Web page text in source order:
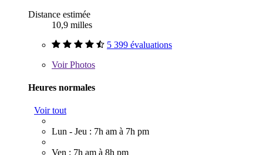
Distance estimée
10,9 milles
5 399 évaluations
VoirPhotos
Heures normales
Voir tout
Lun - Jeu : 7h am à 7h pm
Ven : 7h am à 8h pm